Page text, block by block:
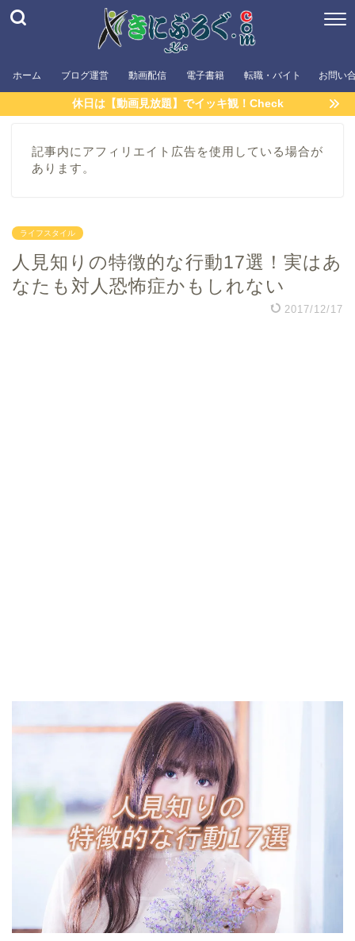
ホーム ブログ運営 動画配信 電子書籍 転職・バイト お問い
休日は【動画見放題】でイッキ観！Check
記事内にアフィリエイト広告を使用している場合が
あります。
ライフスタイル
人見知りの特徴的な行動17選！実はあ
なたも対人恐怖症かもしれない
2017/12/17